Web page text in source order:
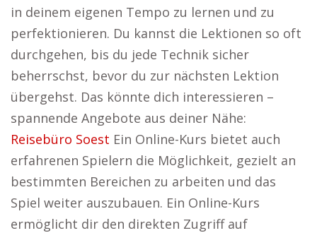
in deinem eigenen Tempo zu lernen und zu
perfektionieren. Du kannst die Lektionen so oft
durchgehen, bis du jede Technik sicher
beherrschst, bevor du zur nächsten Lektion
übergehst. Das könnte dich interessieren –
spannende Angebote aus deiner Nähe:
Reisebüro Soest Ein Online-Kurs bietet auch
erfahrenen Spielern die Möglichkeit, gezielt an
bestimmten Bereichen zu arbeiten und das
Spiel weiter auszubauen. Ein Online-Kurs
ermöglicht dir den direkten Zugriff auf